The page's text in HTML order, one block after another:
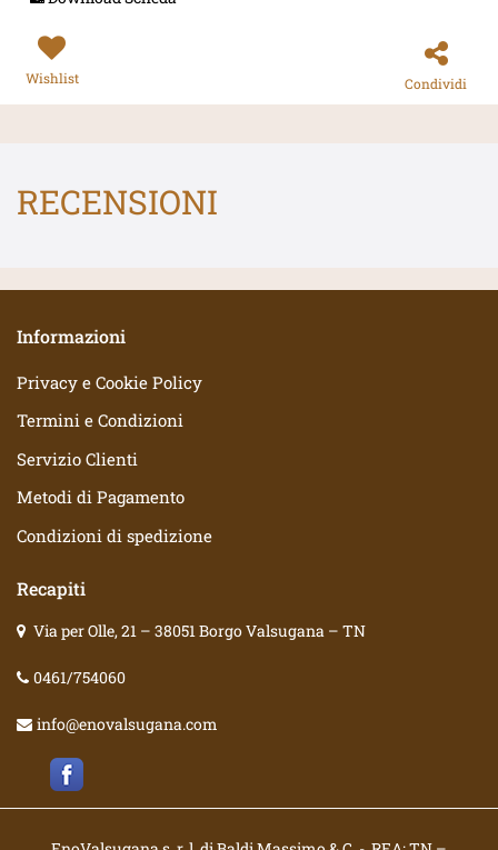
Wishlist Condividi
RECENSIONI
Informazioni
Privacy e Cookie Policy
Termini e Condizioni
Servizio Clienti
Metodi di Pagamento
Condizioni di spedizione
Recapiti
Via per Olle, 21 – 38051 Borgo Valsugana – TN
0461/754060
info@enovalsugana.com